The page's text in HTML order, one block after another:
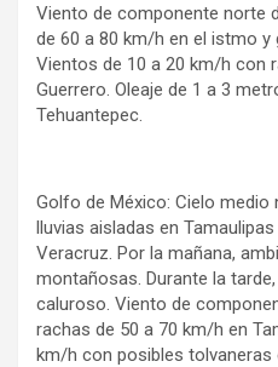
Viento de componente norte
de 60 a 80 km/h en el istmo y
Vientos de 10 a 20 km/h con
Guerrero. Oleaje de 1 a 3
Tehuantepec.
Golfo de México: Cielo medio
lluvias aisladas en
Veracruz. Por la mañana,
montañosas. Durante la
caluroso. Viento de
rachas de 50 a 70 km/h en
km/h con posibles tolvaneras